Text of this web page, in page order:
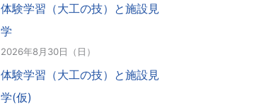
体験学習（大工の技）と施設見
学
2026年8月30日（日）
体験学習（大工の技）と施設見
学(仮)